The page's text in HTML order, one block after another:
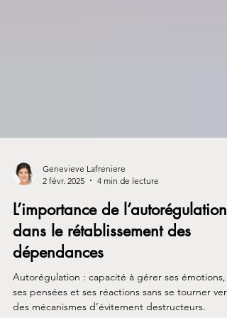
2 févr. 2025
4 min de lecture
L’importance de l’autorégulation
dans le rétablissement des
dépendances
Autorégulation : capacité à gérer ses émotions,
ses pensées et ses réactions sans se tourner vers